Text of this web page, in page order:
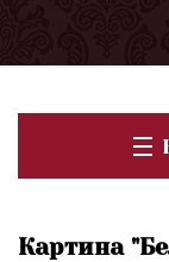
Картина